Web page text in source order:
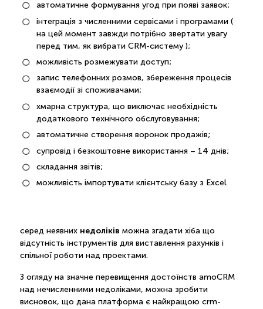
автоматичне формування угод при появі заявок;
інтеграція з численними сервісами і програмами (
на цей момент завжди потрібно звертати увагу
перед тим, як вибрати CRM-систему );
можливість розмежувати доступ;
запис телефонних розмов, збереження процесів
взаємодії зі споживачами;
хмарна структура, що виключає необхідність
додаткового технічного обслуговування;
автоматичне створення воронок продажів;
супровід і безкоштовне використання – 14 днів;
складання звітів;
можливість імпортувати клієнтську базу з Excel.
серед неявних недоліків можна згадати хіба що
відсутність інструментів для виставлення рахунків і
спільної роботи над проектами.
З огляду на значне перевищення достоїнств amoCRM
над нечисленними недоліками, можна зробити
висновок, що дана платформа є найкращою crm-